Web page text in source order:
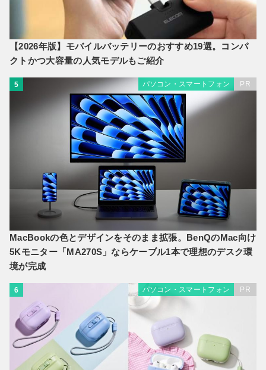
【2026年版】モバイルバッテリーのおすすめ19選。コンパ
クトかつ大容量の人気モデルもご紹介
5 パソコン・スマートフォン PR
MacBookの色とデザインをそのまま拡張。BenQのMac向け
5Kモニター「MA270S」ならケーブル1本で理想のデスク環
境が完成
6 パソコン・スマートフォン PR